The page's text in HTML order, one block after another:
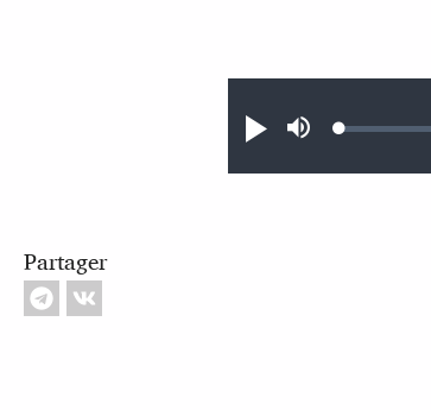
JouerSourdineLoaded:
Partager